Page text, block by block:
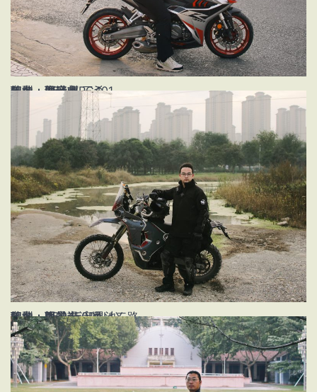
姓名：郭庭州
年龄：25
职业：设计师
车型：赛科龙RC401
地点：西安市 三爻
姓名：张景岩
年龄：25
职业：视觉设计师
车型：凯越450RALLY
地点：西安市 定昆池二路